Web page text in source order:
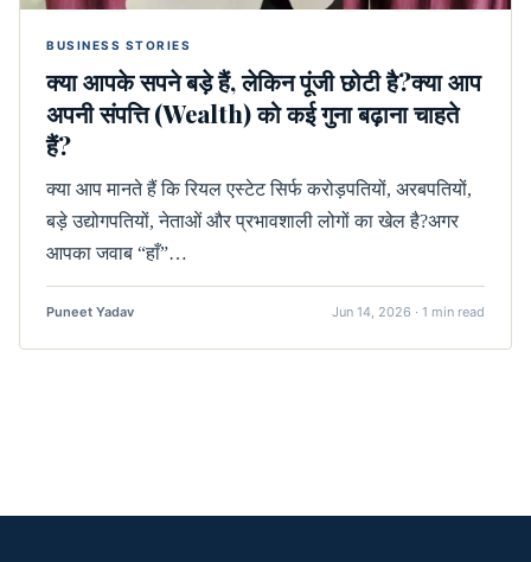
BUSINESS STORIES
क्या आपके सपने बड़े हैं, लेकिन पूंजी छोटी है?क्या आप
अपनी संपत्ति (Wealth) को कई गुना बढ़ाना चाहते
हैं?
क्या आप मानते हैं कि रियल एस्टेट सिर्फ करोड़पतियों, अरबपतियों,
बड़े उद्योगपतियों, नेताओं और प्रभावशाली लोगों का खेल है?अगर
आपका जवाब “हाँ”…
Puneet Yadav Jun 14, 2026 · 1 min read